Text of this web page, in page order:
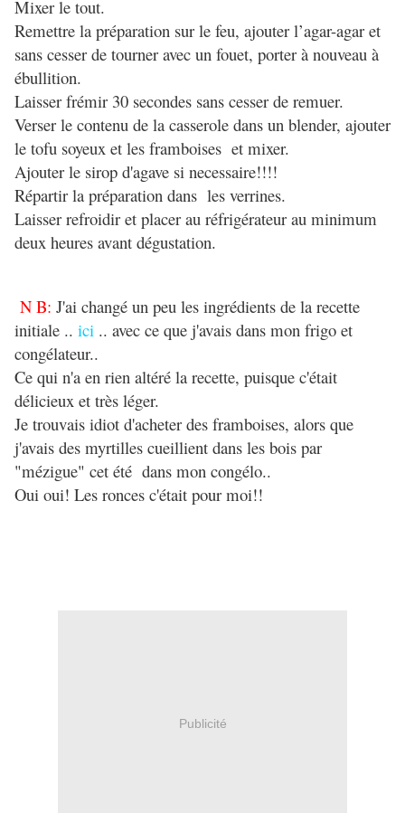
Mixer le tout.
Remettre la préparation sur le feu, ajouter l’agar-agar et
sans cesser de tourner avec un fouet, porter à nouveau à
ébullition.
Laisser frémir 30 secondes sans cesser de remuer.
Verser le contenu de la casserole dans un blender, ajouter
le tofu soyeux et les framboises et mixer.
Ajouter le sirop d'agave si necessaire!!!!
Répartir la préparation dans les verrines.
Laisser refroidir et placer au réfrigérateur au minimum
deux heures avant dégustation.
N B: J'ai changé un peu les ingrédients de la recette
initiale .. ici .. avec ce que j'avais dans mon frigo et
congélateur..
Ce qui n'a en rien altéré la recette, puisque c'était
délicieux et très léger.
Je trouvais idiot d'acheter des framboises, alors que
j'avais des myrtilles cueillient dans les bois par
"mézigue" cet été dans mon congélo..
Oui oui! Les ronces c'était pour moi!!
Publicité